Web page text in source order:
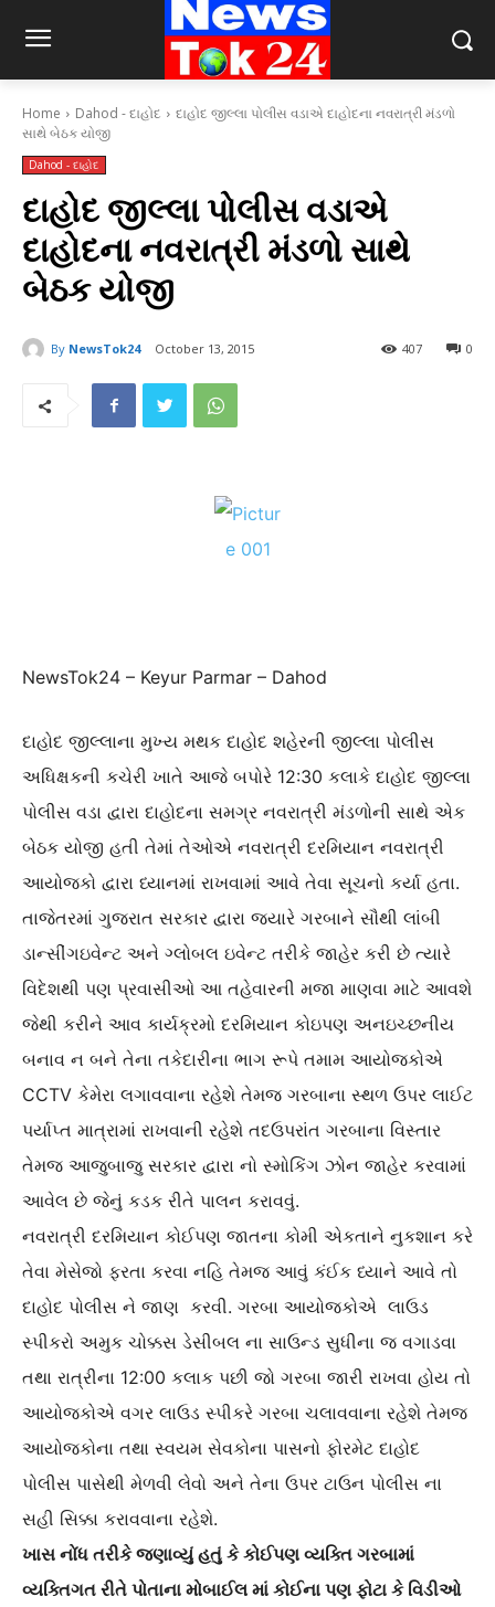
Home Dahod - દાહોદ
દાહોદ જીલ્લા પોલીસ વડાએ દાહોદના નવરાત્રી મંડળો
સાથે બેઠક યોજી
Dahod - દાહોદ
દાહોદ જીલ્લા પોલીસ વડાએ
દાહોદના નવરાત્રી મંડળો સાથે
બેઠક યોજી
By NewsTok24 October 13, 2015 0
407
NewsTok24 – Keyur Parmar – Dahod
દાહોદ જીલ્લાના મુખ્ય મથક દાહોદ શહેરની જીલ્લા પોલીસ
અધિક્ષકની કચેરી ખાતે આજે બપોરે 12:30 કલાકે દાહોદ જીલ્લા
પોલીસ વડા દ્વારા દાહોદના સમગ્ર નવરાત્રી મંડળોની સાથે એક
બેઠક યોજી હતી તેમાં તેઓએ નવરાત્રી દરમિયાન નવરાત્રી
આયોજકો દ્વારા ધ્યાનમાં રાખવામાં આવે તેવા સૂચનો કર્યા હતા.
તાજેતરમાં ગુજરાત સરકાર દ્વારા જયારે ગરબાને સૌથી લાંબી
ડાન્સીંગઇવેન્ટ અને ગ્લોબલ ઇવેન્ટ તરીકે જાહેર કરી છે ત્યારે
વિદેશથી પણ પ્રવાસીઓ આ તહેવારની મજા માણવા માટે આવશે
જેથી કરીને આવ કાર્યક્રમો દરમિયાન કોઇપણ અનઇચ્છનીય
બનાવ ન બને તેના તકેદારીના ભાગ રૂપે તમામ આયોજકોએ
CCTV કેમેરા લગાવવાના રહેશે તેમજ ગરબાના સ્થળ ઉપર લાઈટ
પર્યાપ્ત માત્રામાં રાખવાની રહેશે તદઉપરાંત ગરબાના વિસ્તાર
તેમજ આજુબાજુ સરકાર દ્વારા નો સ્મોકિંગ ઝોન જાહેર કરવામાં
આવેલ છે જેનું કડક રીતે પાલન કરાવવું.
નવરાત્રી દરમિયાન કોઈપણ જાતના કોમી એકતાને નુકશાન કરે
તેવા મેસેજો ફરતા કરવા નહિ તેમજ આવું કંઈક ધ્યાને આવે તો
દાહોદ પોલીસ ને જાણ કરવી. ગરબા આયોજકોએ લાઉડ
સ્પીકરો અમુક ચોક્કસ ડેસીબલ ના સાઉન્ડ સુધીના જ વગાડવા
તથા રાત્રીના 12:00 કલાક પછી જો ગરબા જારી રાખવા હોય તો
આયોજકોએ વગર લાઉડ સ્પીકરે ગરબા ચલાવવાના રહેશે તેમજ
આયોજકોના તથા સ્વયમ સેવકોના પાસનો ફોરમેટ દાહોદ
પોલીસ પાસેથી મેળવી લેવો અને તેના ઉપર ટાઉન પોલીસ ના
સહી સિક્કા કરાવવાના રહેશે.
ખાસ નોંધ તરીકે જણાવ્યું હતું કે કોઈપણ વ્યક્તિ ગરબામાં
વ્યક્તિગત રીતે પોતાના મોબાઈલ માં કોઈના પણ ફોટા કે વિડીઓ